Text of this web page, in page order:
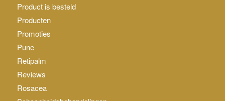
Product is besteld
Producten
Promoties
Pune
Retipalm
Reviews
Rosacea